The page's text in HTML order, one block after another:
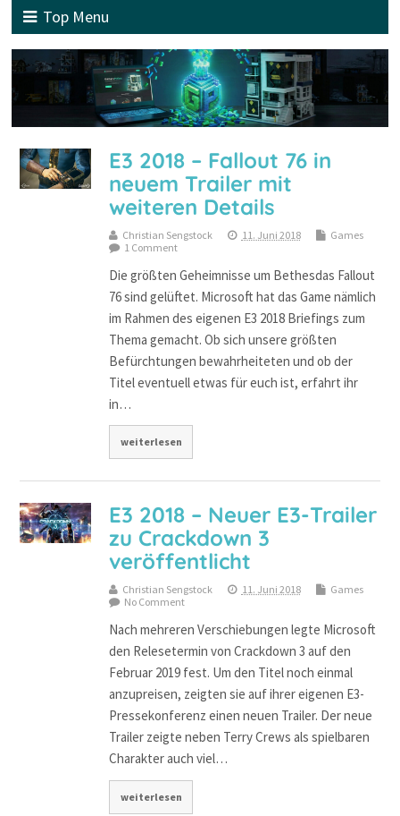
Top Menu
E3 2018 – Fallout 76 in
neuem Trailer mit
weiteren Details
Christian Sengstock 11. Juni 2018
Games
1 Comment
Die größten Geheimnisse um Bethesdas Fallout
76 sind gelüftet. Microsoft hat das Game nämlich
im Rahmen des eigenen E3 2018 Briefings zum
Thema gemacht. Ob sich unsere größten
Befürchtungen bewahrheiteten und ob der
Titel eventuell etwas für euch ist, erfahrt ihr
in…
weiterlesen
E3 2018 – Neuer E3-Trailer
zu Crackdown 3
veröffentlicht
Christian Sengstock 11. Juni 2018
Games
No Comment
Nach mehreren Verschiebungen legte Microsoft
den Relesetermin von Crackdown 3 auf den
Februar 2019 fest. Um den Titel noch einmal
anzupreisen, zeigten sie auf ihrer eigenen E3-
Pressekonferenz einen neuen Trailer. Der neue
Trailer zeigte neben Terry Crews als spielbaren
Charakter auch viel…
weiterlesen